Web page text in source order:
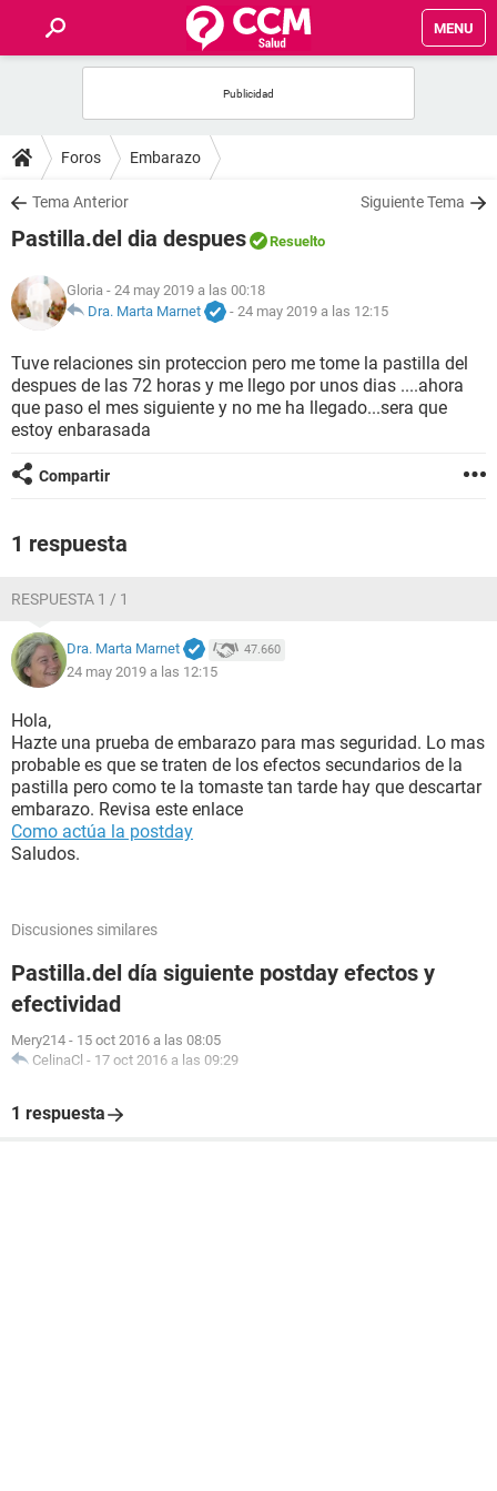
MENU
FOROS
SALUD
NUTRICIÓN
BIENESTAR
SEXUALIDAD
GLOSARIO
Foros Embarazo
Tema Anterior Siguiente Tema
Pastilla.del dia despues Resuelto
Gloria - 24 may 2019 a las 00:18
Dra. Marta Marnet
- 24 may 2019 a las 12:15
Tuve relaciones sin proteccion pero me tome la pastilla del
despues de las 72 horas y me llego por unos dias ....ahora
que paso el mes siguiente y no me ha llegado...sera que
estoy enbarasada
Compartir
1 respuesta
RESPUESTA 1 / 1
Dra. Marta Marnet 47.660
24 may 2019 a las 12:15
Hola,
Hazte una prueba de embarazo para mas seguridad. Lo mas
probable es que se traten de los efectos secundarios de la
pastilla pero como te la tomaste tan tarde hay que descartar
embarazo. Revisa este enlace
Como actúa la postday
Saludos.
Discusiones similares
Pastilla.del día siguiente postday efectos y
efectividad
Mery214 - 15 oct 2016 a las 08:05
CelinaCl - 17 oct 2016 a las 09:29
1 respuesta